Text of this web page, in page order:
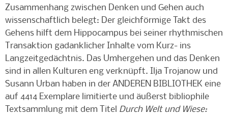
Zusammenhang zwischen Denken und Gehen auch
wissenschaftlich belegt: Der gleichförmige Takt des
Gehens hilft dem Hippocampus bei seiner rhythmischen
Transaktion gadanklicher Inhalte vom Kurz- ins
Langzeitgedächtnis. Das Umhergehen und das Denken
sind in allen Kulturen eng verknüpft. Ilja Trojanow und
Susann Urban haben in der ANDEREN BIBLIOTHEK eine
auf 4414 Exemplare limitierte und äußerst bibliophile
Textsammlung mit dem Titel Durch Welt und Wiese: